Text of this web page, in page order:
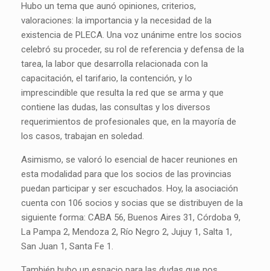
Hubo un tema que aunó opiniones, criterios,
valoraciones: la importancia y la necesidad de la
existencia de PLECA. Una voz unánime entre los socios
celebró su proceder, su rol de referencia y defensa de la
tarea, la labor que desarrolla relacionada con la
capacitación, el tarifario, la contención, y lo
imprescindible que resulta la red que se arma y que
contiene las dudas, las consultas y los diversos
requerimientos de profesionales que, en la mayoría de
los casos, trabajan en soledad.
Asimismo, se valoró lo esencial de hacer reuniones en
esta modalidad para que los socios de las provincias
puedan participar y ser escuchados. Hoy, la asociación
cuenta con 106 socios y socias que se distribuyen de la
siguiente forma: CABA 56, Buenos Aires 31, Córdoba 9,
La Pampa 2, Mendoza 2, Río Negro 2, Jujuy 1, Salta 1,
San Juan 1, Santa Fe 1.